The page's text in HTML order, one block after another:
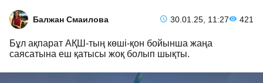
Балжан Смаилова 30.01.25, 11:27 421
Бұл ақпарат АҚШ-тың көші-қон бойынша жаңа
саясатына еш қатысы жоқ болып шықты.